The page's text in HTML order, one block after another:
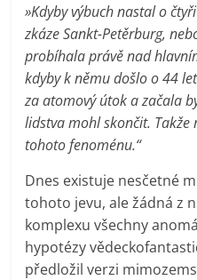
»Kdyby výbuch nastal o
zkáze Sankt-Petěrburg,
probíhala právě nad
kdyby k němu došlo o 44
za atomový útok a začala
lidstva mohl skončit.
tohoto fenoménu.“
Dnes existuje nesčetné
tohoto jevu, ale žádná z
komplexu všechny
hypotézy
předložil verzi